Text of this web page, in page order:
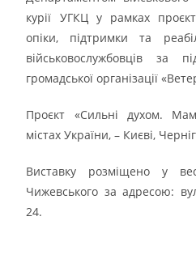
курії УГКЦ у рамках
опіки, підтримки та
військовослужбовців за
громадської організації
Проєкт «Сильні духом.
містах України, – Києві,
Виставку розміщено у
Чижевського за адресою:
24.